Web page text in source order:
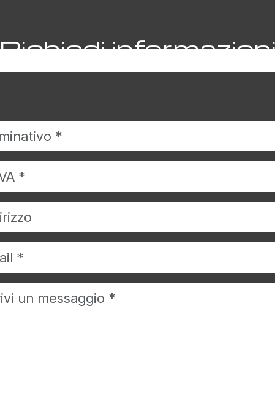
Richiedi